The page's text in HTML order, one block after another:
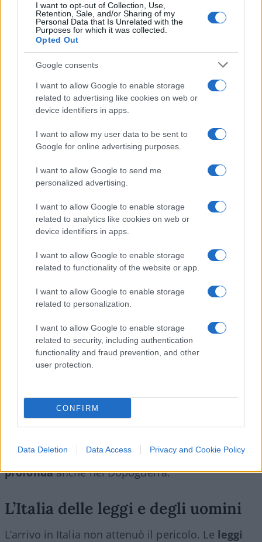
I want to opt-out of Collection, Use,
Retention, Sale, and/or Sharing of my
Personal Data that Is Unrelated with the
Purposes for which it was collected.
Opted Out
Google consents
I want to allow Google to enable storage
related to advertising like cookies on web or
device identifiers in apps.
I want to allow my user data to be sent to
Google for online advertising purposes.
I want to allow Google to send me
personalized advertising.
I want to allow Google to enable storage
related to analytics like cookies on web or
device identifiers in apps.
I want to allow Google to enable storage
related to functionality of the website or app.
I want to allow Google to enable storage
related to personalization.
I want to allow Google to enable storage
related to security, including authentication
functionality and fraud prevention, and other
user protection.
CONFIRM
Data Deletion Data Access Privacy and Cookie Policy
La fuga di Kurt Rosenberg
Kurt fuggì con gli amici d’infanzia Wolf e Janek
lungo una porzione d’Europa che andava
disfacendosi sotto il peso della guerra. Nella
cosmopolita Bucarest credette di aver trovato una
del gennaio 1941, scatenato
dalla Guardia di Ferro, erede del movimento di
Corneliu Zelea Codreanu, travolse anche
quell’illusione e lasciò nelle sinagoghe incendiate
e nei corpi riversi al suolo la prova che
l’antisemitismo non si esaurisse nell’universo
tedesco. L’odio antiebraico trovò in molti Paesi
complicità locali e tradizioni già predisposte a
partire per l’allora Mandato britannico di
Palestina. Rosenberg ricorda l’esitazione del
Foreign Office, deciso a contenere i flussi
migratori verso la Terra d’Israele, la prudenza di
Londra nei confronti del mondo arabo e il
La tragedia ebraica si mosse così in un intreccio di
ideologiche che avrebbe lasciatoun’impronta
profondaanche nel Dopoguerra.
L’Italia delle leggi e degli uomini
L’arrivo in Italia non attenuò il pericolo. Le leggi